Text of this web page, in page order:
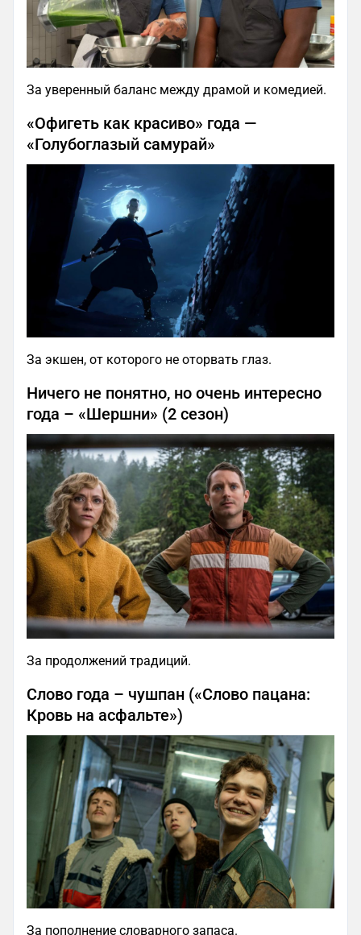
За уверенный баланс между драмой и комедией.
«Офигеть как красиво» года —
«Голубоглазый самурай»
За экшен, от которого не оторвать глаз.
Ничего не понятно, но очень интересно
года – «Шершни» (2 сезон)
За продолжений традиций.
Слово года – чушпан («Слово пацана:
Кровь на асфальте»)
За пополнение словарного запаса.